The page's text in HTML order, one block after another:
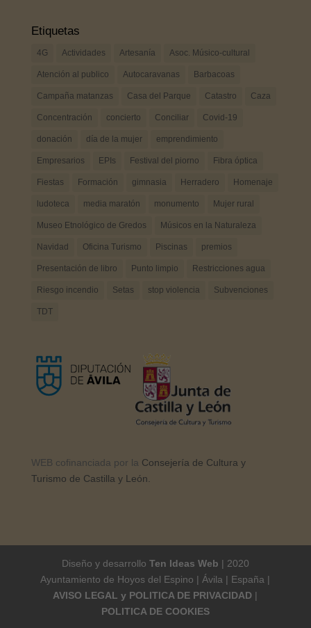
Etiquetas
4G Actividades Artesanía Asoc. Músico-cultural
Atención al publico Autocaravanas Barbacoas
Campaña matanzas Casa del Parque Catastro Caza
Concentración concierto Conciliar Covid-19
donación día de la mujer emprendimiento
Empresarios EPIs Festival del piorno Fibra óptica
Fiestas Formación gimnasia Herradero Homenaje
ludoteca media maratón monumento Mujer rural
Museo Etnológico de Gredos Músicos en la Naturaleza
Navidad Oficina Turismo Piscinas premios
Presentación de libro Punto limpio Restricciones agua
Riesgo incendio Setas stop violencia Subvenciones
TDT
WEB cofinanciada por la Consejería de Cultura y
Turismo de Castilla y León.
Diseño y desarrollo Ten Ideas Web | 2020
Ayuntamiento de Hoyos del Espino | Ávila | España |
AVISO LEGAL y POLITICA DE PRIVACIDAD |
POLITICA DE COOKIES